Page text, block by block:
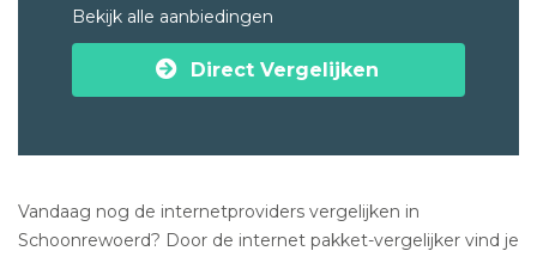
Bekijk alle aanbiedingen
Direct Vergelijken
Vandaag nog de internetproviders vergelijken in
Schoonrewoerd? Door de internet pakket-vergelijker vind je